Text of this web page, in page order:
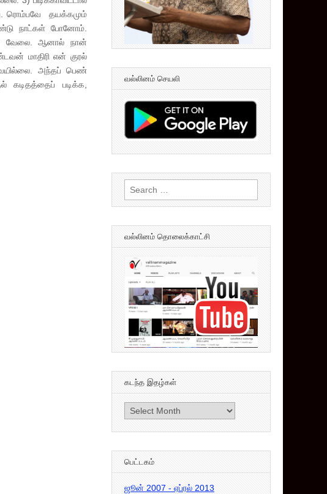
ரொம்பவே தயக்கமும்
நாட்கள் போனோம்.
வேலை. ஆனால் நான்
மாதிரி என் குரல்
அந்தப் பெண்
கடிதத்தைப் படிக்க,
வல்லினம் செயலி
Search
for:
வல்லினம் தொலைக்காட்சி
கடந்த இதழ்கள்
கடந்த
இதழ்கள்
பெட்டகம்
ஜூன் 2007 - ஏப்ரல் 2013